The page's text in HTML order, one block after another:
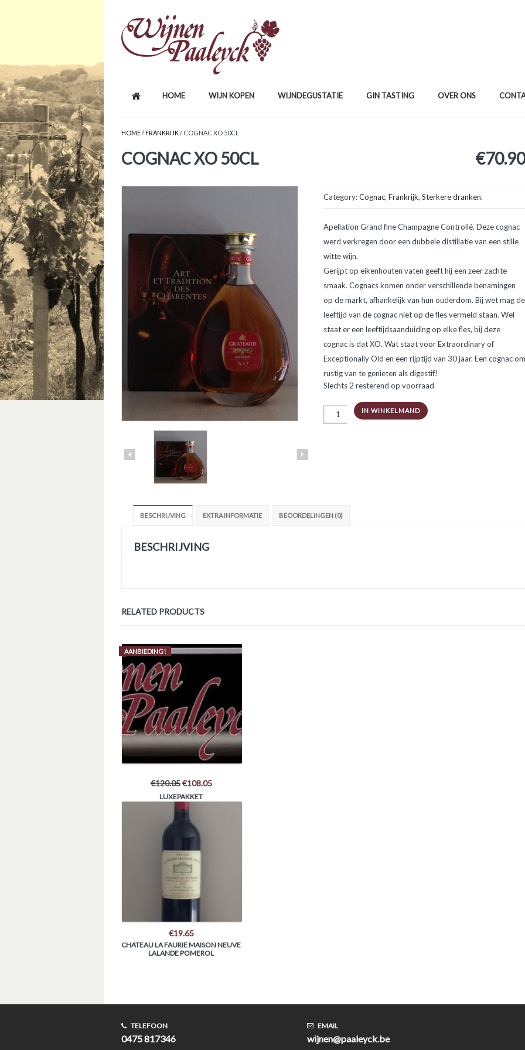
HOME WIJN KOPEN WIJNDEGUSTATIE GIN TASTING OVER ONS
HOME/ FRANKRIJK/ COGNAC XO 50CL
COGNAC XO 50CL €70.90
Category:Cognac, Frankrijk, Sterkere dranken.
Apellation Grand fine Champagne Controllé. Deze cognac
werd verkregen door een dubbele distillatie van een stille
witte wijn.
Gerijpt op eikenhouten vaten geeft hij een zeer zachte
smaak. Cognacs komen onder verschillende benamingen
op de markt, afhankelijk van hun ouderdom. Bij wet mag de
leeftijd van de cognac niet op de fles vermeld staan. Wel
staat er een leeftijdsaanduiding op elke fles, bij deze
cognac is dat XO. Wat staat voor Extraordinary of
Exceptionally Old en een rijptijd van 30 jaar. Een cognac om
rustig van te genieten als digestif!
Slechts 2 resterend op voorraad
Cognac
IN WINKELMAND
BESCHRIJVING EXTRA INFORMATIE BEOORDELINGEN (0)
BESCHRIJVING
RELATED PRODUCTS
AANBIEDING!
€120.05€108.05
LUXEPAKKET
€19.65
CHATEAU LA FAURIE MAISON NEUVE
LALANDE POMEROL
TELEFOON
0475 817346
EMAIL
wijnen@paaleyck.be